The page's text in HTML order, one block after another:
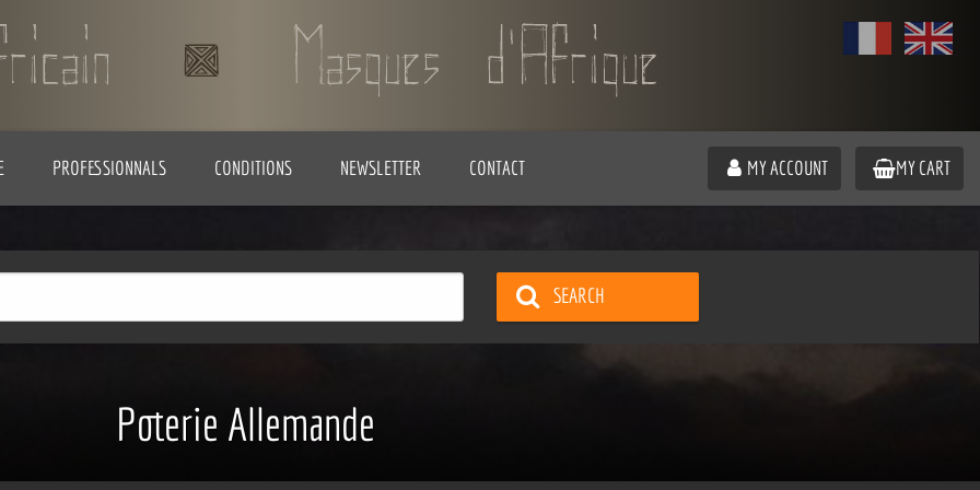
PROFESSIONNALS CONDITIONS NEWSLETTER CONTACT MY ACCOUNT MY CART
SEARCH
Poterie Allemande